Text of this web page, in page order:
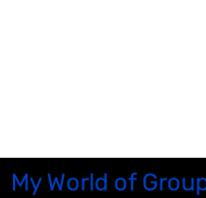
My World of